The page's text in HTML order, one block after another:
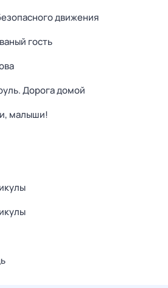
движения
гость
Дорога домой
малыши!